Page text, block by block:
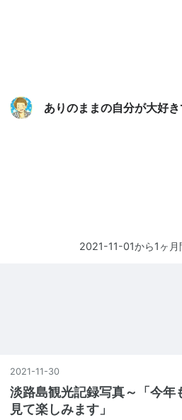
ありのままの自分が大好
2021-11-01から1ヶ月
2021 -11 -30
淡路島観光記録写真～「今年
見て楽しみます」